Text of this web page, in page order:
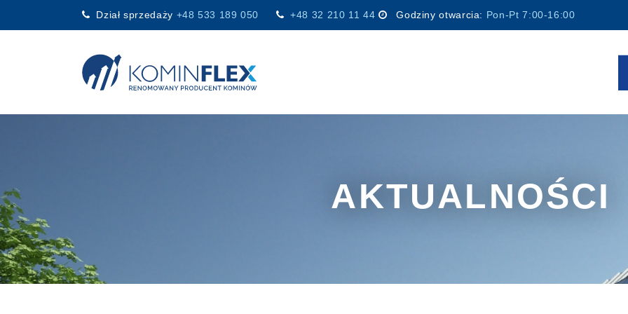
Dział sprzedaży +48 533 189 050 +48 32 210 11 44 Godziny otwarcia: Pon-Pt 7:00-16:00
Main Navigation
AKTUALNOŚCI